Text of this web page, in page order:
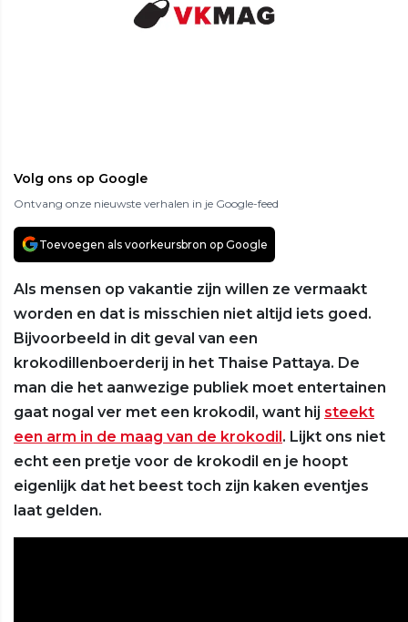
Volg ons op Google
Ontvang onze nieuwste verhalen in je Google-feed
Toevoegen als voorkeursbron op Google
Als mensen op vakantie zijn willen ze vermaakt
worden en dat is misschien niet altijd iets goed.
Bijvoorbeeld in dit geval van een
krokodillenboerderij in het Thaise Pattaya. De
man die het aanwezige publiek moet entertainen
gaat nogal ver met een krokodil, want hij steekt
een arm in de maag van de krokodil. Lijkt ons niet
echt een pretje voor de krokodil en je hoopt
eigenlijk dat het beest toch zijn kaken eventjes
laat gelden.